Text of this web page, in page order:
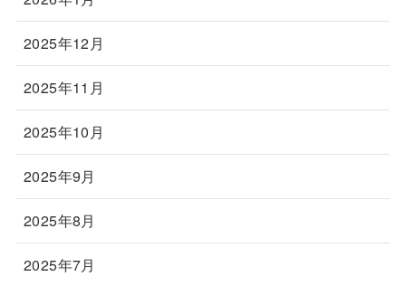
2025年12月
2025年11月
2025年10月
2025年9月
2025年8月
2025年7月